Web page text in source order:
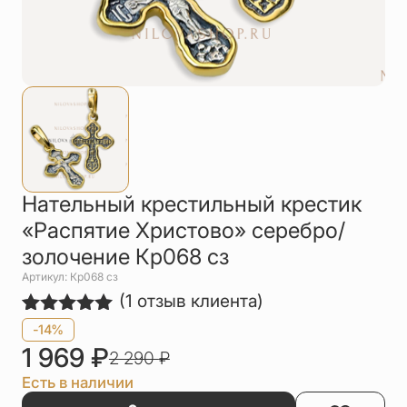
Упаковка
Цепи
Шнурки на
Другое
Нательный крестильный крестик
«Распятие Христово» серебро/
золочение Кр068 сз
Артикул: Кр068 сз
Рейтинг
5.00из 5
на основе
опроса
1
пользователя
(1 отзыв клиента)
-14%
1 969 ₽2 290₽
Есть в наличии